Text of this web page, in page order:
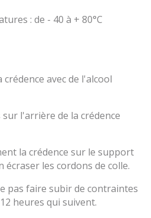
: de - 40 à + 80°C
avec de l'alcool
l'arrière de la crédence
la crédence sur le support
les cordons de colle.
pas faire subir de contraintes
heures qui suivent.